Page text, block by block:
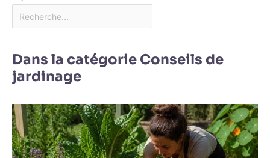
Dans la catégorie Conseils de
jardinage